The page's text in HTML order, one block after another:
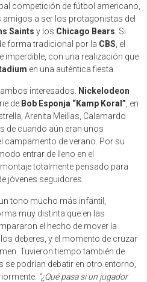
competición de fútbol americano,
amigos a ser los protagonistas del
Saints y los Chicago Bears . Si
forma tradicional por la CBS , el
imperdible, con una realización que
en una auténtica fiesta.
interesados.
Nickelodeon
de Bob Esponja “Kamp Koral” , en
Arenita Meillas, Calamardo
de cuando aún eran unos
campamento de verano. Por su
entrar de lleno en el
totalmente pensado para
jóvenes seguidores.
tono mucho más infantil,
muy distinta que en las
el hecho de mover la
deberes, y el momento de cruzar
Tuvieron tiempo también de
podrían debatir en otro entorno,
“¿Qué pasa si un jugador